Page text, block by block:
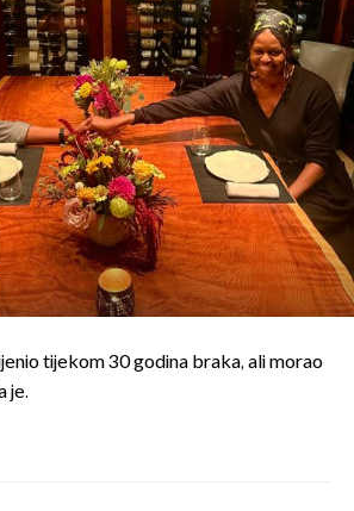
tijekom 30 godina braka, ali morao
je.